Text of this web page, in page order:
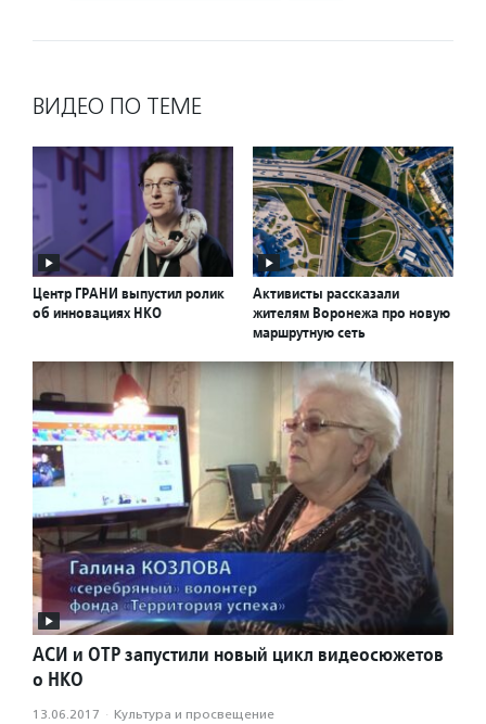
ВИДЕО ПО ТЕМЕ
Центр ГРАНИ выпустил ролик
об инновациях НКО
Активисты рассказали
жителям Воронежа про новую
маршрутную сеть
АСИ и ОТР запустили новый цикл видеосюжетов
о НКО
13.06.2017 · Культура и просвещение